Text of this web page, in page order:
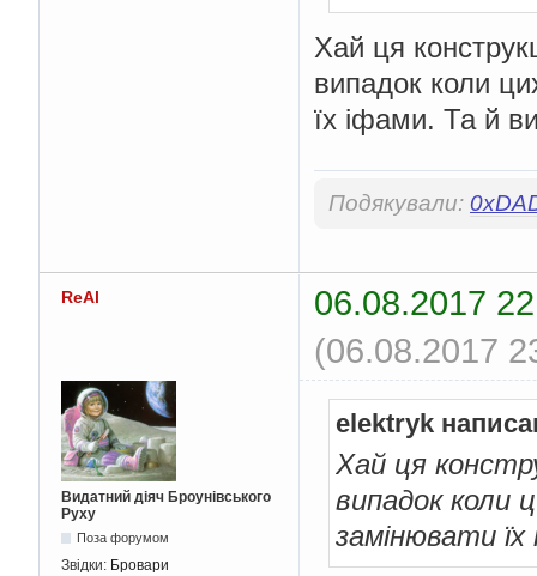
Хай ця
випадок коли
їх іфами. Та й
Подякували:
ReAl
06.08.2017
(06.08.2017
Видатний діяч Броунівського
Руху
Поза форумом
Звідки: Бровари
elektryk
Хай ця
випадок коли
замінювати